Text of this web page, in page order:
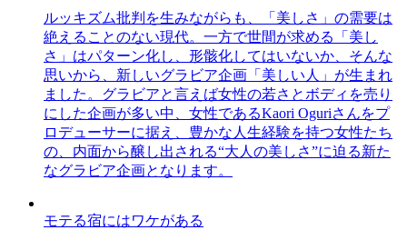
ルッキズム批判を生みながらも、「美しさ」の需要は
絶えることのない現代。一方で世間が求める「美し
さ」はパターン化し、形骸化してはいないか、そんな
思いから、新しいグラビア企画「美しい人」が生まれ
ました。グラビアと言えば女性の若さとボディを売り
にした企画が多い中、女性であるKaori Oguriさんをプ
ロデューサーに据え、豊かな人生経験を持つ女性たち
の、内面から醸し出される“大人の美しさ”に迫る新た
なグラビア企画となります。
モテる宿にはワケがある